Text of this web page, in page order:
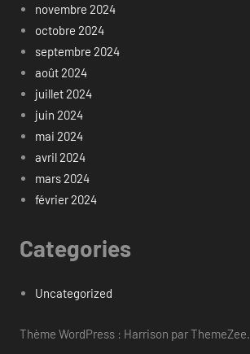
novembre 2024
octobre 2024
septembre 2024
août 2024
juillet 2024
juin 2024
mai 2024
avril 2024
mars 2024
février 2024
Categories
Uncategorized
Thème WordPress : Harrison par ThemeZee.